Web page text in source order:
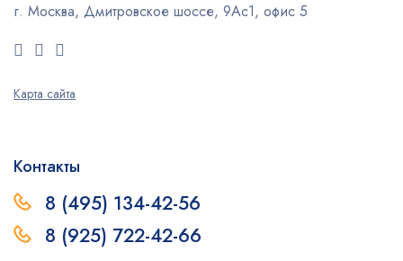
г. Москва, Дмитровское шоссе, 9Ас1, офис 5
Карта сайта
Контакты
8 (495) 134-42-56
8 (925) 722-42-66